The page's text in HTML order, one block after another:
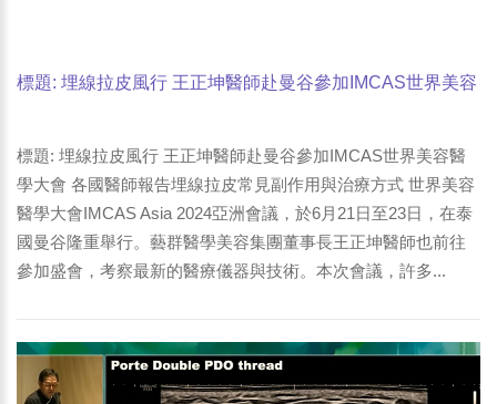
標題: 埋線拉皮風行 王正坤醫師赴曼谷參加IMCAS世界美容
標題: 埋線拉皮風行 王正坤醫師赴曼谷參加IMCAS世界美容醫
學大會 各國醫師報告埋線拉皮常見副作用與治療方式 世界美容
醫學大會IMCAS Asia 2024亞洲會議，於6月21日至23日，在泰
國曼谷隆重舉行。藝群醫學美容集團董事長王正坤醫師也前往
參加盛會，考察最新的醫療儀器與技術。本次會議，許多...